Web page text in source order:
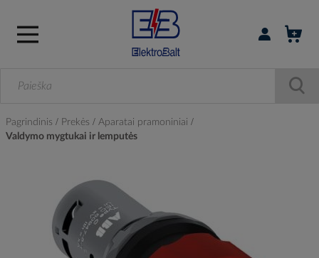
Prisijungti /
Pagrindinis Prekės
Aparatai pramoniniai
Valdymo mygtukai ir lemputės